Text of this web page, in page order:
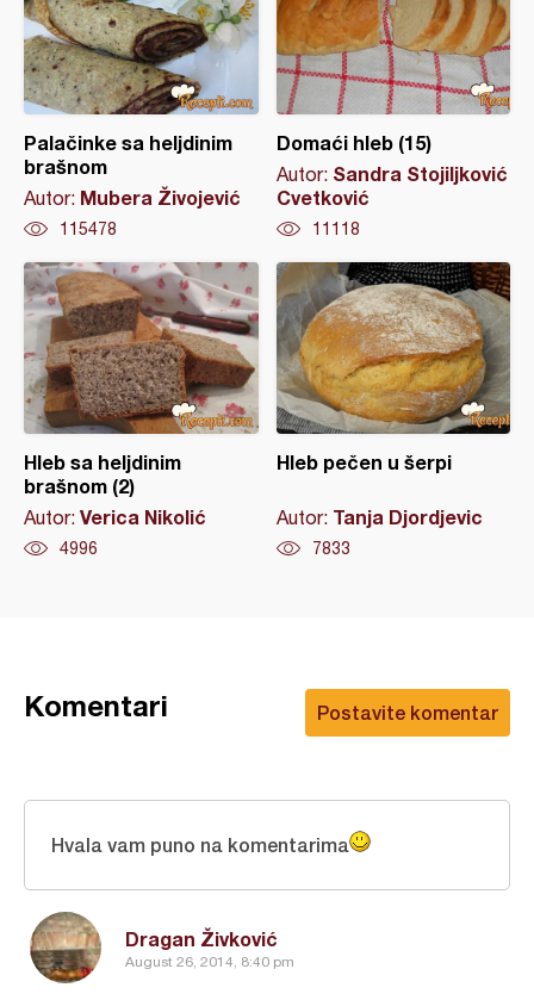
Palačinke sa heljdinim
brašnom
Autor: Mubera Živojević
115478
Domaći hleb (15)
Autor: Sandra Stojiljković
Cvetković
11118
Hleb sa heljdinim
brašnom (2)
Autor: Verica Nikolić
4996
Hleb pečen u šerpi
Autor: Tanja Djordjevic
7833
Postavite komentar
Komentari
Dragan Živković
August 26, 2014, 8:40 pm
Hvala vam puno na komentarima